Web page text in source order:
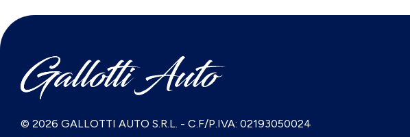
© 2026 GALLOTTI AUTO S.R.L. - C.F/P.IVA: 02193050024